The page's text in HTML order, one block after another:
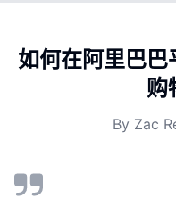
如何在阿里巴
购
By Zac